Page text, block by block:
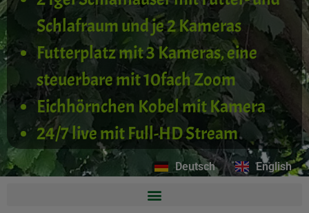
Schlafraum und je 2 Kameras
Futterplatz mit 3 Kameras, eine
steuerbare mit 10fach Zoom
Eichhörnchen Kobel mit Kamera
24/7 live mit Full-HD Stream
Deutsch English